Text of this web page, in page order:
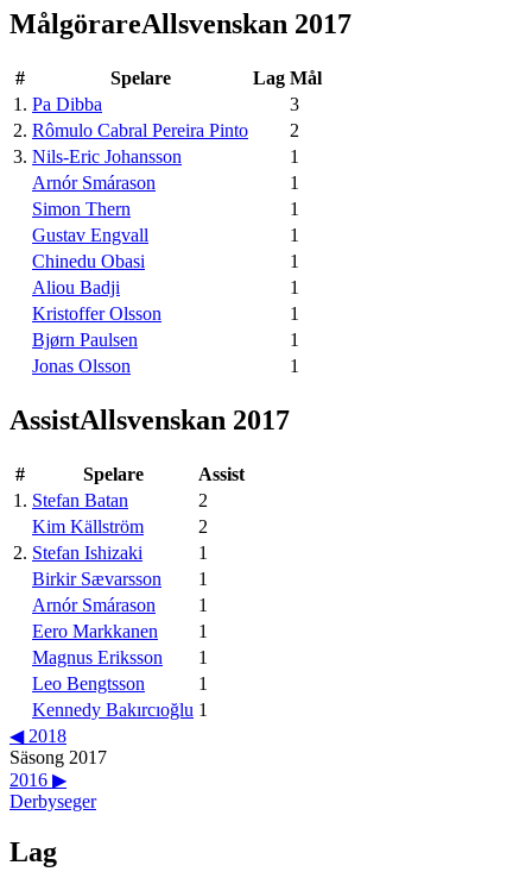
MålgörareAllsvenskan 2017
# Spelare Lag Mål
1 . Pa Dibba
3
2. Rômulo Cabral Pereira Pinto
2
3. Nils-Eric Johansson
1
Arnór Smárason
1
Simon Thern
1
Gustav Engvall
1
Chinedu Obasi
1
Aliou Badji
1
Kristoffer Olsson
1
Bjørn Paulsen
1
Jonas Olsson
1
AssistAllsvenskan 2017
# Spelare
Assist
1 . Stefan Batan
2
Kim Källström
2
2. Stefan Ishizaki
1
Birkir Sævarsson
1
Arnór Smárason
1
Eero Markkanen
1
Magnus Eriksson
1
Leo Bengtsson
1
Kennedy Bakırcıoğlu 1
◀ 2018
Säsong 2017
2016 ▶
Derbyseger
Lag